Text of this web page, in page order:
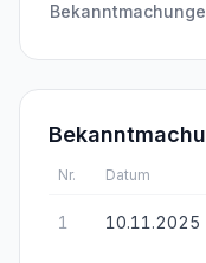
Nr. Datum
1 10.11.2025